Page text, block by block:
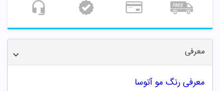
معرفی
معرفی رنگ مو آتوسا